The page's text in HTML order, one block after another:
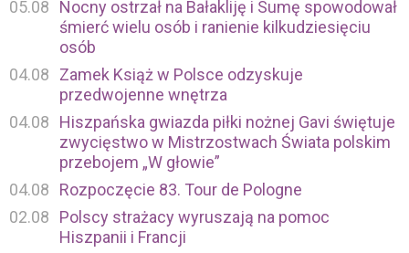
05.08
Nocny ostrzał na Bałakliję i Sumę spowodował
śmierć wielu osób i ranienie kilkudziesięciu
osób
04.08
Zamek Książ w Polsce odzyskuje
przedwojenne wnętrza
04.08
Hiszpańska gwiazda piłki nożnej Gavi świętuje
zwycięstwo w Mistrzostwach Świata polskim
przebojem „W głowie”
04.08
Rozpoczęcie 83. Tour de Pologne
02.08
Polscy strażacy wyruszają na pomoc
Hiszpanii i Francji